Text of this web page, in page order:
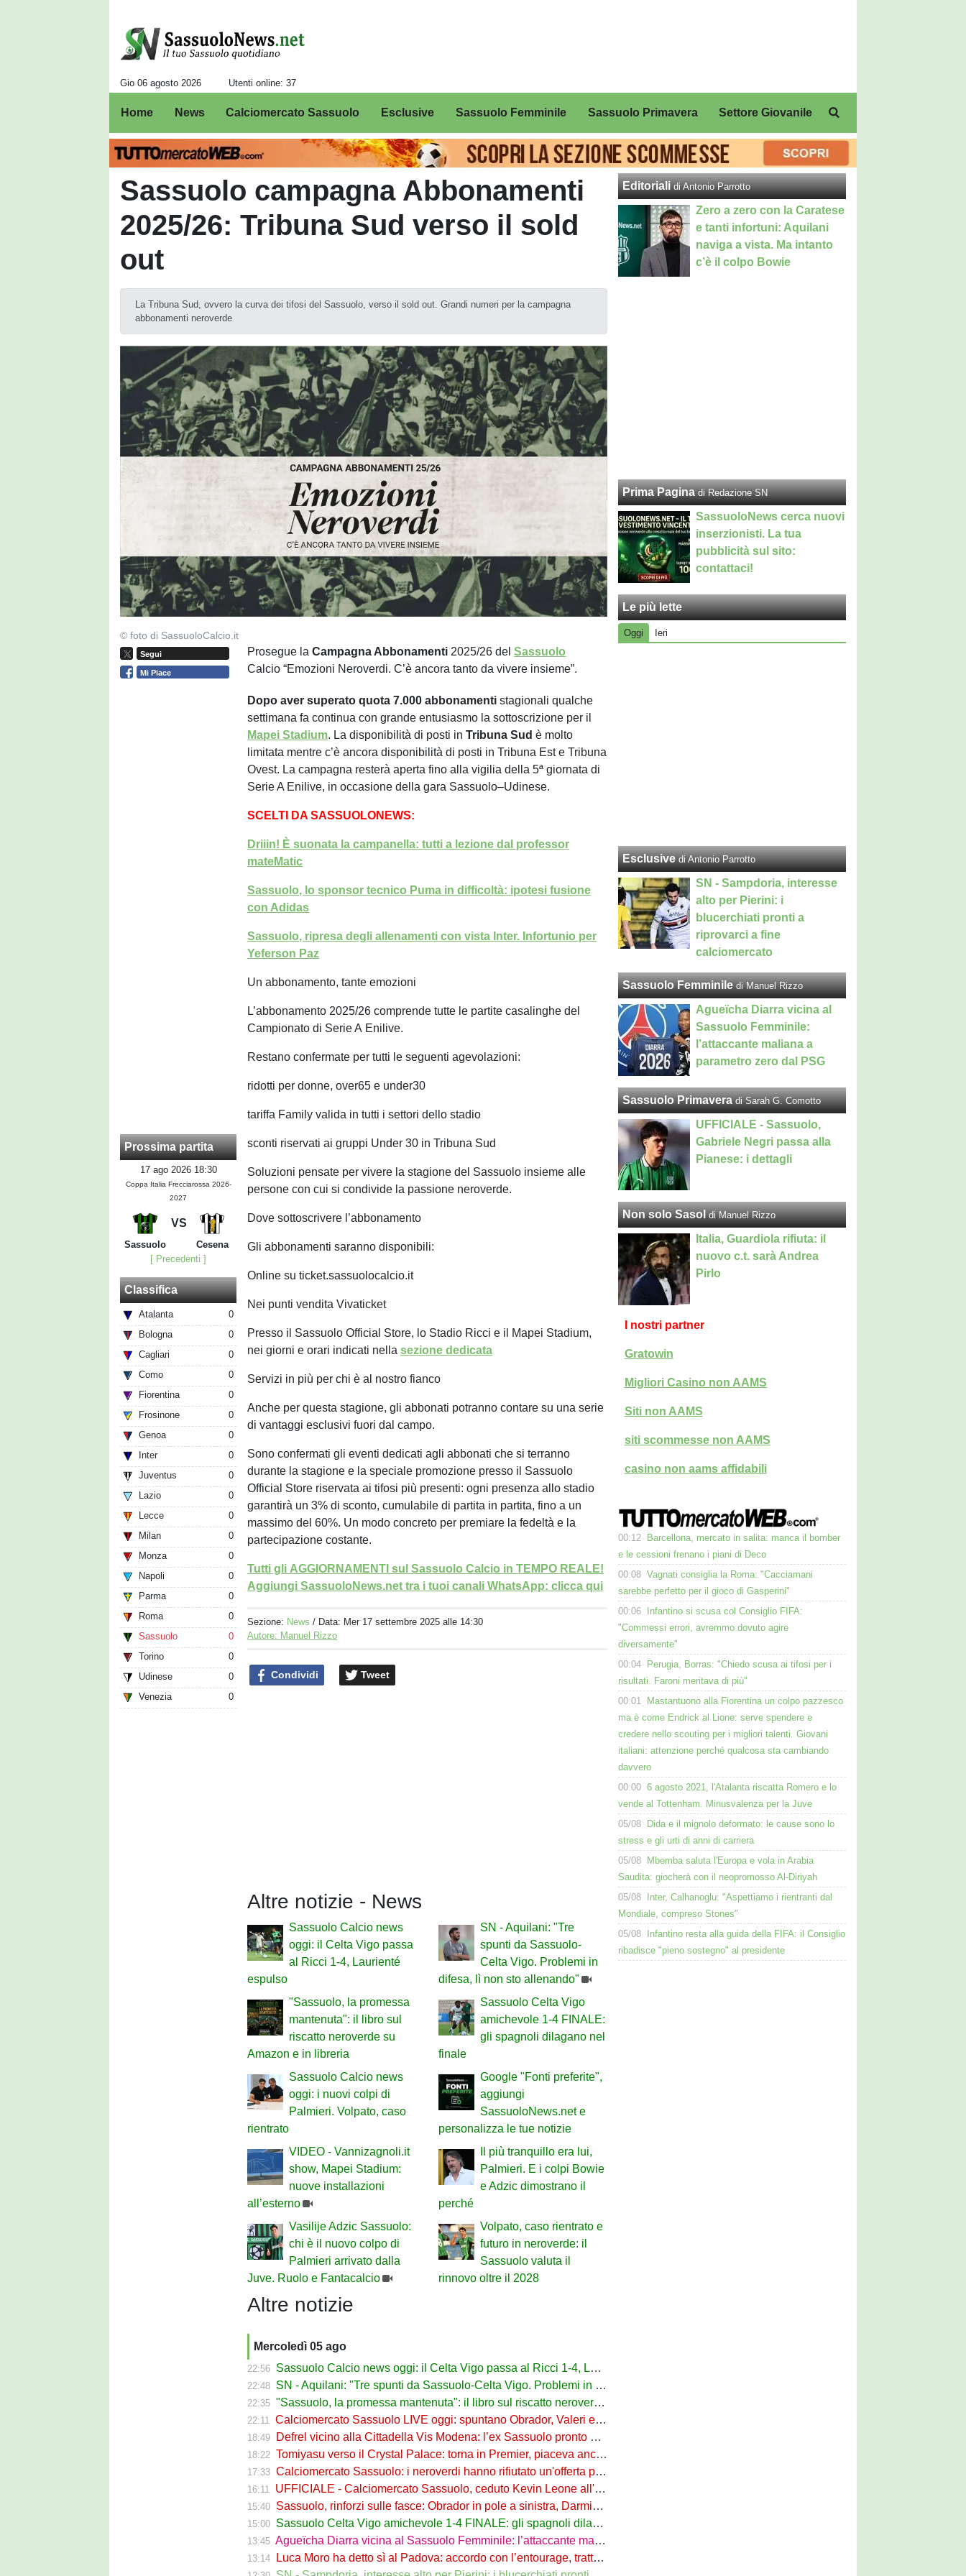
Gio 06 agosto 2026 Utenti online: 37
Home News Calciomercato Sassuolo Esclusive Sassuolo Femminile Sassuolo Primavera Settore Giovanile
Sassuolo campagna Abbonamenti
2025/26: Tribuna Sud verso il sold
out
La Tribuna Sud, ovvero la curva dei tifosi del Sassuolo, verso il sold out. Grandi numeri per la campagna
abbonamenti neroverde
© foto di SassuoloCalcio.it
Segui
Mi Piace
Prossima partita
17 ago 2026 18:30
Coppa Italia Frecciarossa 2026-
2027
VS
Sassuolo
Cesena
[ Precedenti ]
Classifica
Atalanta
0
Bologna
0
Cagliari
0
Como
0
Fiorentina
0
Frosinone
0
Genoa
0
Inter
0
Juventus
0
Lazio
0
Lecce
0
Milan
0
Monza
0
Napoli
0
Parma
0
Roma
0
Sassuolo
0
Torino
0
Udinese
0
Venezia
0
Prosegue laCampagna Abbonamenti 2025/26 delSassuolo
Calcio “Emozioni Neroverdi. C’è ancora tanto da vivere insieme”.
Dopo aver superato quota 7.000 abbonamentistagionali qualche
settimana fa continua con grande entusiasmo la sottoscrizione per il
Mapei Stadium. La disponibilità di posti inTribuna Sud è molto
limitata mentre c’è ancora disponibilità di posti in Tribuna Est e Tribuna
Ovest. La campagna resterà aperta fino alla vigilia della 5ª giornata di
Serie A Enilive, in occasione della gara Sassuolo–Udinese.
SCELTI DA SASSUOLONEWS:
Driiin! È suonata la campanella: tutti a lezione dal professor
mateMatic
Sassuolo, lo sponsor tecnico Puma in difficoltà: ipotesi fusione
con Adidas
Sassuolo, ripresa degli allenamenti con vista Inter. Infortunio per
Yeferson Paz
Un abbonamento, tante emozioni
L’abbonamento 2025/26 comprende tutte le partite casalinghe del
Campionato di Serie A Enilive.
Restano confermate per tutti le seguenti agevolazioni:
ridotti per donne, over65 e under30
tariffa Family valida in tutti i settori dello stadio
sconti riservati ai gruppi Under 30 in Tribuna Sud
Soluzioni pensate per vivere la stagione del Sassuolo insieme alle
persone con cui si condivide la passione neroverde.
Dove sottoscrivere l’abbonamento
Gli abbonamenti saranno disponibili:
Online su ticket.sassuolocalcio.it
Nei punti vendita Vivaticket
Presso il Sassuolo Official Store, lo Stadio Ricci e il Mapei Stadium,
nei giorni e orari indicati nellasezione dedicata
Servizi in più per chi è al nostro fianco
Anche per questa stagione, gli abbonati potranno contare su una serie
di vantaggi esclusivi fuori dal campo.
Sono confermati gli eventi dedicati agli abbonati che si terranno
durante la stagione e la speciale promozione presso il Sassuolo
Official Store riservata ai tifosi più presenti: ogni presenza allo stadio
garantirà un 3% di sconto, cumulabile di partita in partita, fino a un
massimo del 60%. Un modo concreto per premiare la fedeltà e la
partecipazione costante.
Tutti gli AGGIORNAMENTI sul Sassuolo Calcio in TEMPO REALE!
Aggiungi SassuoloNews.net tra i tuoi canali WhatsApp: clicca qui
Sezione: News / Data: Mer 17 settembre 2025 alle 14:30
Autore: Manuel Rizzo
Condividi Tweet
Altre notizie - News
Sassuolo Calcio news
oggi: il Celta Vigo passa
al Ricci 1-4, Laurienté
espulso
SN - Aquilani: "Tre
spunti da Sassuolo-
Celta Vigo. Problemi in
difesa, lì non sto allenando"
"Sassuolo, la promessa
mantenuta": il libro sul
riscatto neroverde su
Amazon e in libreria
Sassuolo Celta Vigo
amichevole 1-4 FINALE:
gli spagnoli dilagano nel
finale
Sassuolo Calcio news
oggi: i nuovi colpi di
Palmieri. Volpato, caso
rientrato
Google "Fonti preferite",
aggiungi
SassuoloNews.net e
personalizza le tue notizie
VIDEO - Vannizagnoli.it
show, Mapei Stadium:
nuove installazioni
all’esterno
Il più tranquillo era lui,
Palmieri. E i colpi Bowie
e Adzic dimostrano il
perché
Vasilije Adzic Sassuolo:
chi è il nuovo colpo di
Palmieri arrivato dalla
Juve. Ruolo e Fantacalcio
Volpato, caso rientrato e
futuro in neroverde: il
Sassuolo valuta il
rinnovo oltre il 2028
Altre notizie
Mercoledì 05 ago
22:56 Sassuolo Calcio news oggi: il Celta Vigo passa al Ricci 1-4, Laurienté espulso
22:48 SN - Aquilani: "Tre spunti da Sassuolo-Celta Vigo. Problemi in difesa, lì non sto allenando"
22:35 "Sassuolo, la promessa mantenuta": il libro sul riscatto neroverde su Amazon e in libreria
22:11 Calciomercato Sassuolo LIVE oggi: spuntano Obrador, Valeri e Darmian per la difesa
18:49 Defrel vicino alla Cittadella Vis Modena: l’ex Sassuolo pronto a scendere in Serie D
18:22 Tomiyasu verso il Crystal Palace: torna in Premier, piaceva anche al Sassuolo
17:33 Calciomercato Sassuolo: i neroverdi hanno rifiutato un'offerta per Pinamonti
16:11 UFFICIALE - Calciomercato Sassuolo, ceduto Kevin Leone all'Arezzo: il comunicato
15:40 Sassuolo, rinforzi sulle fasce: Obrador in pole a sinistra, Darmian soluzione a destra
15:00 Sassuolo Celta Vigo amichevole 1-4 FINALE: gli spagnoli dilagano nel finale
13:45 Agueïcha Diarra vicina al Sassuolo Femminile: l’attaccante maliana a parametro zero dal PSG
13:14 Luca Moro ha detto sì al Padova: accordo con l’entourage, trattativa con il Sassuolo in corso
Editoriali di Antonio Parrotto
Zero a zero con la Caratese
e tanti infortuni: Aquilani
naviga a vista. Ma intanto
c’è il colpo Bowie
Prima Pagina di Redazione SN
SassuoloNews cerca nuovi
inserzionisti. La tua
pubblicità sul sito:
contattaci!
Le più lette
Oggi Ieri
Esclusive di Antonio Parrotto
SN - Sampdoria, interesse
alto per Pierini: i
blucerchiati pronti a
riprovarci a fine
calciomercato
Sassuolo Femminile di Manuel Rizzo
Agueïcha Diarra vicina al
Sassuolo Femminile:
l’attaccante maliana a
parametro zero dal PSG
Sassuolo Primavera di Sarah G. Comotto
UFFICIALE - Sassuolo,
Gabriele Negri passa alla
Pianese: i dettagli
Non solo Sasol di Manuel Rizzo
Italia, Guardiola rifiuta: il
nuovo c.t. sarà Andrea
Pirlo
I nostri partner
Gratowin
Migliori Casino non AAMS
Siti non AAMS
siti scommesse non AAMS
casino non aams affidabili
00:12
Barcellona, mercato in salita: manca il bomber
e le cessioni frenano i piani di Deco
00:08 Vagnati consiglia la Roma: "Cacciamani
sarebbe perfetto per il gioco di Gasperini"
00:06
Infantino si scusa col Consiglio FIFA:
"Commessi errori, avremmo dovuto agire
diversamente"
00:04
Perugia, Borras: "Chiedo scusa ai tifosi per i
risultati. Faroni meritava di più"
00:01
Mastantuono alla Fiorentina un colpo pazzesco
ma è come Endrick al Lione: serve spendere e
credere nello scouting per i migliori talenti. Giovani
italiani: attenzione perché qualcosa sta cambiando
davvero
00:00 6 agosto 2021, l'Atalanta riscatta Romero e lo
vende al Tottenham. Minusvalenza per la Juve
05/08
Dida e il mignolo deformato: le cause sono lo
stress e gli urti di anni di carriera
05/08
Mbemba saluta l'Europa e vola in Arabia
Saudita: giocherà con il neopromosso Al-Diriyah
05/08
Inter, Calhanoglu: "Aspettiamo i rientranti dal
Mondiale, compreso Stones"
05/08
Infantino resta alla guida della FIFA: il Consiglio
ribadisce "pieno sostegno" al presidente